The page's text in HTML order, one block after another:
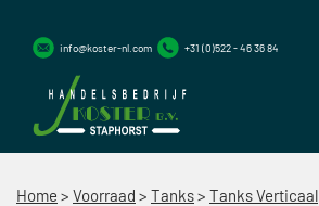
info@koster-nl.com +31 (0)522 - 46 36 84
Home > Voorraad > Tanks> Tanks Verticaal